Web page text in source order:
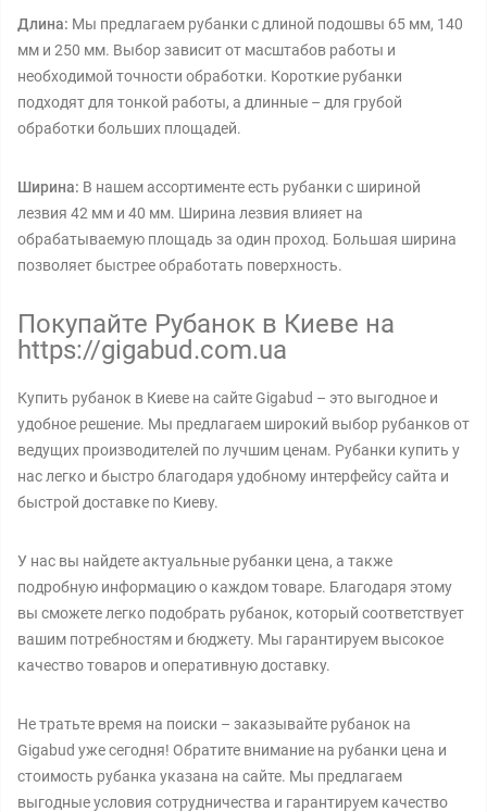
Длина: Мы предлагаем рубанки с длиной подошвы 65 мм, 140
мм и 250 мм. Выбор зависит от масштабов работы и
необходимой точности обработки. Короткие рубанки
подходят для тонкой работы, а длинные – для грубой
обработки больших площадей.
Ширина: В нашем ассортименте есть рубанки с шириной
лезвия 42 мм и 40 мм. Ширина лезвия влияет на
обрабатываемую площадь за один проход. Большая ширина
позволяет быстрее обработать поверхность.
Покупайте Рубанок в Киеве на
https://gigabud.com.ua
Купить рубанок в Киеве на сайте Gigabud – это выгодное и
удобное решение. Мы предлагаем широкий выбор рубанков от
ведущих производителей по лучшим ценам. Рубанки купить у
нас легко и быстро благодаря удобному интерфейсу сайта и
быстрой доставке по Киеву.
У нас вы найдете актуальные рубанки цена, а также
подробную информацию о каждом товаре. Благодаря этому
вы сможете легко подобрать рубанок, который соответствует
вашим потребностям и бюджету. Мы гарантируем высокое
качество товаров и оперативную доставку.
Не тратьте время на поиски – заказывайте рубанок на
Gigabud уже сегодня! Обратите внимание на рубанки цена и
стоимость рубанка указана на сайте. Мы предлагаем
выгодные условия сотрудничества и гарантируем качество